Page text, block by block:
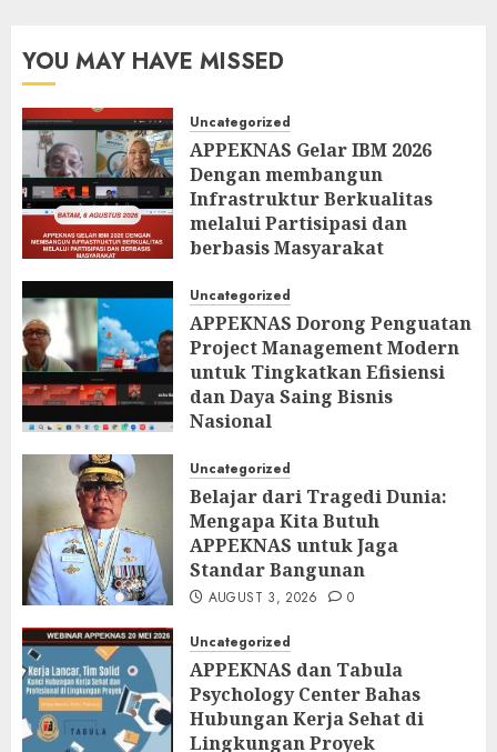
YOU MAY HAVE MISSED
Uncategorized
APPEKNAS Gelar IBM 2026
Dengan membangun
Infrastruktur Berkualitas
melalui Partisipasi dan
berbasis Masyarakat
Uncategorized
APPEKNAS Dorong Penguatan
Project Management Modern
untuk Tingkatkan Efisiensi
dan Daya Saing Bisnis
Nasional
Uncategorized
Belajar dari Tragedi Dunia:
Mengapa Kita Butuh
APPEKNAS untuk Jaga
Standar Bangunan
AUGUST 3, 2026 0
Uncategorized
APPEKNAS dan Tabula
Psychology Center Bahas
Hubungan Kerja Sehat di
Lingkungan Proyek